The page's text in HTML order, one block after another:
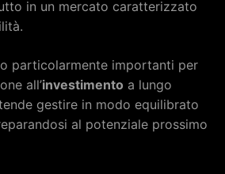
in un mercato caratterizzato
particolarmente importanti per
all’investimento a lungo
gestire in modo equilibrato
al potenziale prossimo